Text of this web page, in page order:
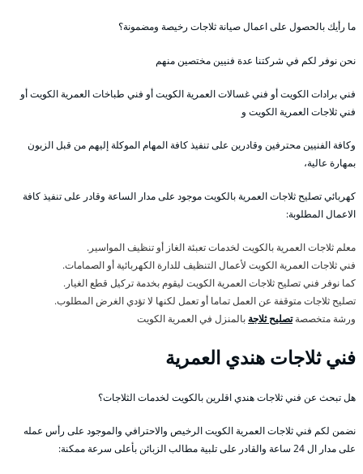
ما رأيك بالحصول على اعمال صيانة ثلاجات رخيصة ومضمونة؟
نحن نوفر لكم في شركتنا عدة فنيين مختصين منهم
فني برادات الكويت أو فني غسالات العمرية الكويت أو فني طباخات العمرية الكويت أو
فني ثلاجات العمرية الكويت و
وكافة الفنيين محترفين وقادرين على تنفيذ كافة المهام الموكلة إليهم من قبل الزبون
بمهارة عالية،
كهربائي تصليح ثلاجات العمرية بالكويت موجود على مدار الساعة وقادر على تنفيذ كافة
الاعمال المطلوبة:
معلم ثلاجات العمرية بالكويت لخدمات تعبئة الغاز أو تنظيف المواسير.
فني ثلاجات العمرية الكويت لأعمال التنظيف للدارة الكهربائية أو الصمامات.
كما نوفر فني تصليح ثلاجات العمرية الكويت ليقوم بخدمة تركيل قطع الغيار.
تصليح ثلاجات متوقفة عن العمل تماما أو تعمل لكنها لا تؤدي الغرض المطلوب.
ورشة متخصصةتصليح ثلاجة بالمنزل في العمرية الكويت
فني ثلاجات هندي العمرية
هل تبحث عن فني ثلاجات هندي اقلرين بالكويت لخدمات الثلاجات؟
نضمن لكم فني ثلاجات العمرية الكويت الرخيص والاحترافي والموجود على رأس عمله
على مدار ال 24 ساعة والقادر على تلبية مطالب الزبائن بأعلى سرعة ممكنة: